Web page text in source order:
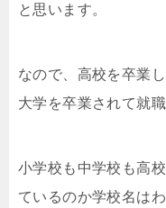
と思います。
なので、高校を卒業
大学を卒業されて就
小学校も中学校も高
ているのか学校名は